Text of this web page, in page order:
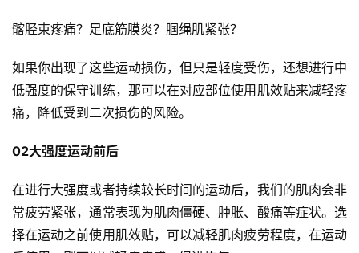
髂胫束疼痛？足底筋膜炎？腘绳肌紧张？
如果你出现了这些运动损伤，但只是轻度受伤，还想进行中
低强度的保守训练，那可以在对应部位使用肌效贴来减轻疼
痛，降低受到二次损伤的风险。
02大强度运动前后
在进行大强度或者持续较长时间的运动后，我们的肌肉会非
常疲劳紧张，通常表现为肌肉僵硬、肿胀、酸痛等症状。选
择在运动之前使用肌效贴，可以减轻肌肉疲劳程度，在运动